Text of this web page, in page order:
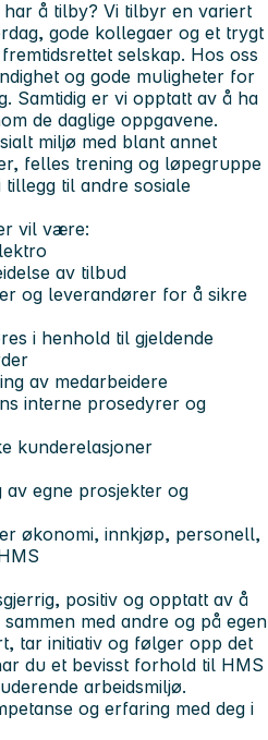
å tilby? Vi tilbyr en variert
gode kollegaer og et trygt
selskap. Hos oss
og gode muligheter for
Samtidig er vi opptatt av å ha
de daglige oppgavene.
miljø med blant annet
felles trening og løpegruppe
til andre sosiale
vil være:
av tilbud
og leverandører for å sikre
i henhold til gjeldende
av medarbeidere
interne prosedyrer og
kunderelasjoner
egne prosjekter og
økonomi, innkjøp, personell,
positiv og opptatt av å
med andre og på egen
tar initiativ og følger opp det
du et bevisst forhold til HMS
arbeidsmiljø.
og erfaring med deg i